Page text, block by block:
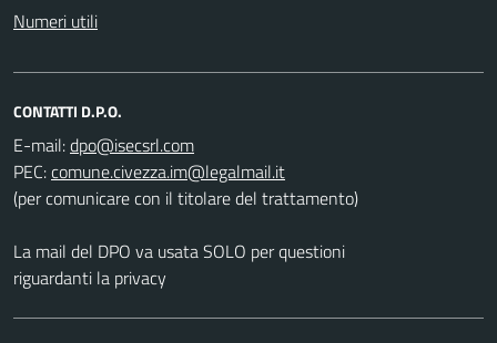
Numeri utili
CONTATTI D.P.O.
E-mail:
PEC:
(per comunicare con il titolare del trattamento)
La mail del DPO va usata SOLO per questioni
riguardanti la privacy